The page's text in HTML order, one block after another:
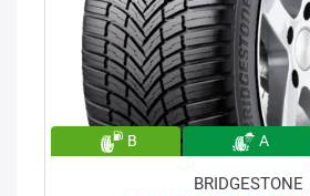
B A
BRIDGESTONE